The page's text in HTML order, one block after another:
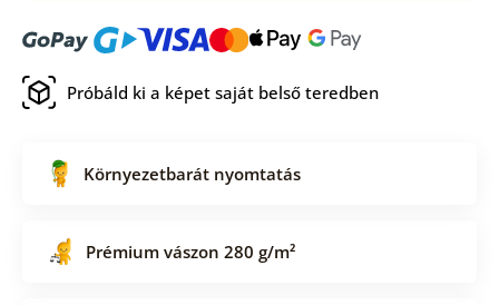
Próbáld ki a képet saját belső teredben
Környezetbarát nyomtatás
Prémium vászon 280 g/m²